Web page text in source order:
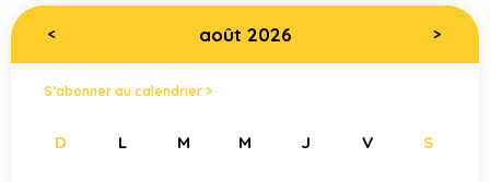
< août 2026 >
S’abonner au calendrier >
D L M M J V S